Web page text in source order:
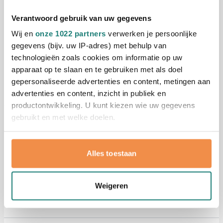
Verantwoord gebruik van uw gegevens
Wij en onze 1022 partners verwerken je persoonlijke
gegevens (bijv. uw IP-adres) met behulp van
technologieën zoals cookies om informatie op uw
apparaat op te slaan en te gebruiken met als doel
gepersonaliseerde advertenties en content, metingen aan
advertenties en content, inzicht in publiek en
productontwikkeling. U kunt kiezen wie uw gegevens
gebruikt en met welke doelen.
Als u het toestaat, willen we ook graag:
Informatie verzamelen over uw geografische
locatie, die tot een paar meter nauwkeurig kan zijn
scannen op specifieke eigenschappen (fingerprinting)
verwerkt en stel uw voorkeuren in hetdetailgedeeltein.
Alles toestaan
Weigeren
304
vanaf 0,97
delig]
Bedrukken vanaf 1 stuks
Levering vanaf17 augustus
Bekijk
vanaf 0,77
Bedrukken vanaf 100 stuks
Levering vanaf18 augustus
Bekijk